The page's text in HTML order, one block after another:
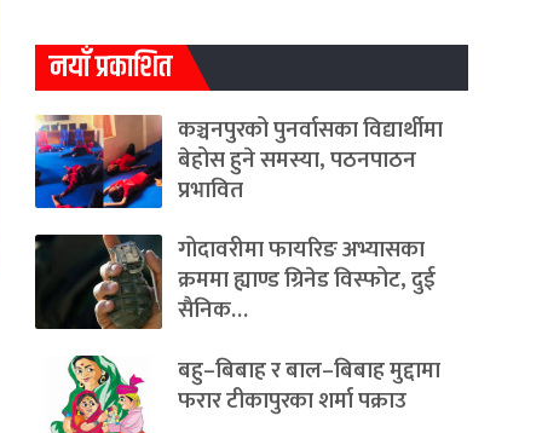
नयाँ प्रकाशित
कञ्चनपुरको पुनर्वासका विद्यार्थीमा
बेहोस हुने समस्या, पठनपाठन
प्रभावित
गोदावरीमा फायरिङ अभ्यासका
क्रममा ह्याण्ड ग्रिनेड विस्फोट, दुई
सैनिक…
बहु–बिबाह र बाल–बिबाह मुद्दामा
फरार टीकापुरका शर्मा पक्राउ